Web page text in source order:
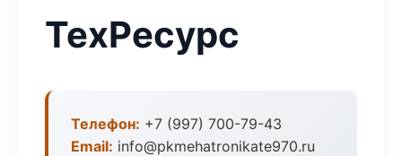
ТехРесурс
Телефон: +7 (997) 700-79-43
Email: info@pkmehatronikate970.ru